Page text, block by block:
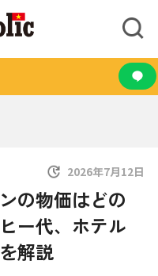
2026年7月12日
の物価はどの
ー代、ホテル
解説